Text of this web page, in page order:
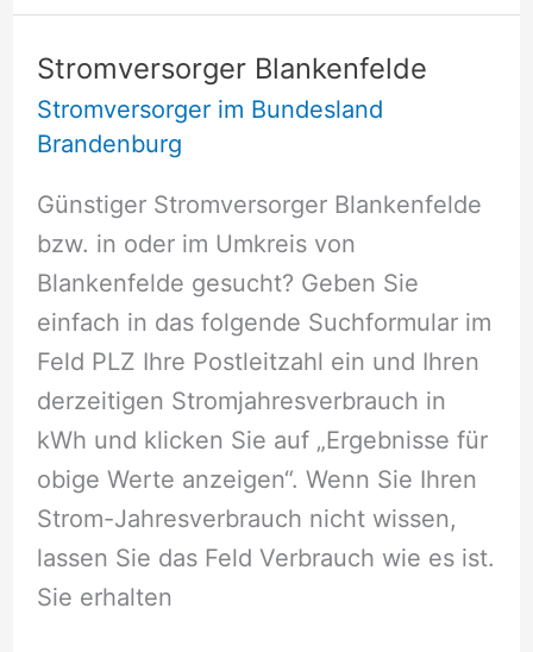
Stromversorger Blankenfelde
Stromversorger im Bundesland
Brandenburg
Günstiger Stromversorger Blankenfelde
bzw. in oder im Umkreis von
Blankenfelde gesucht? Geben Sie
einfach in das folgende Suchformular im
Feld PLZ Ihre Postleitzahl ein und Ihren
derzeitigen Stromjahresverbrauch in
kWh und klicken Sie auf „Ergebnisse für
obige Werte anzeigen“. Wenn Sie Ihren
Strom-Jahresverbrauch nicht wissen,
lassen Sie das Feld Verbrauch wie es ist.
Sie erhalten